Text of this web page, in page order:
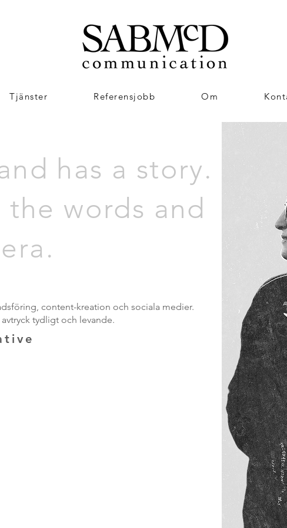
Tjänster Referensjobb Om
has a story.
the words and
content-kreation och sociala medier.
tydligt och levande.